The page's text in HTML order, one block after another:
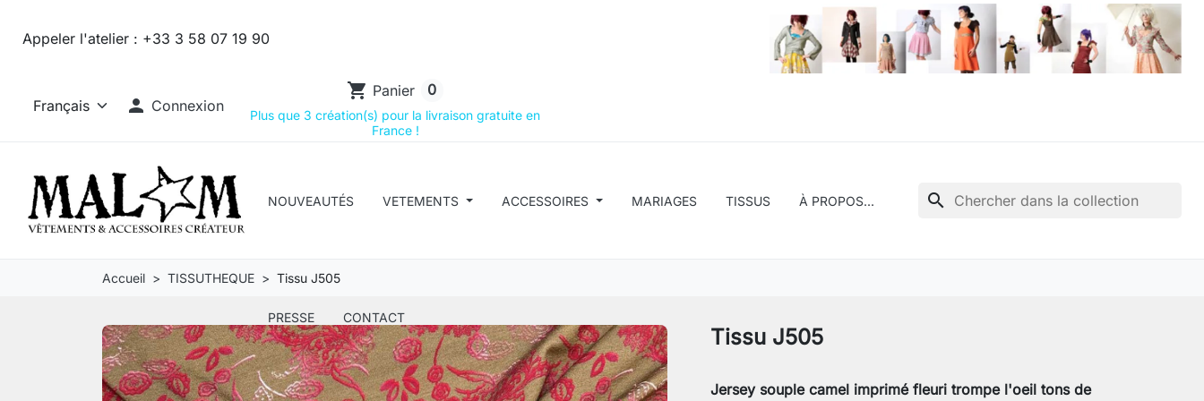
Appeler l'atelier : +33 3 58 07 19 90
 Connexion
shopping_cart Panier 0
Plus que 3 création(s) pour la livraison gratuite en
France !
NOUVEAUTÉS VETEMENTS ACCESSOIRES MARIAGES TISSUS À PROPOS...
PRESSE CONTACT
search
Accueil TISSUTHEQUE Tissu J505
Tissu J505
Jersey souple camel imprimé fleuri trompe l'oeil tons de